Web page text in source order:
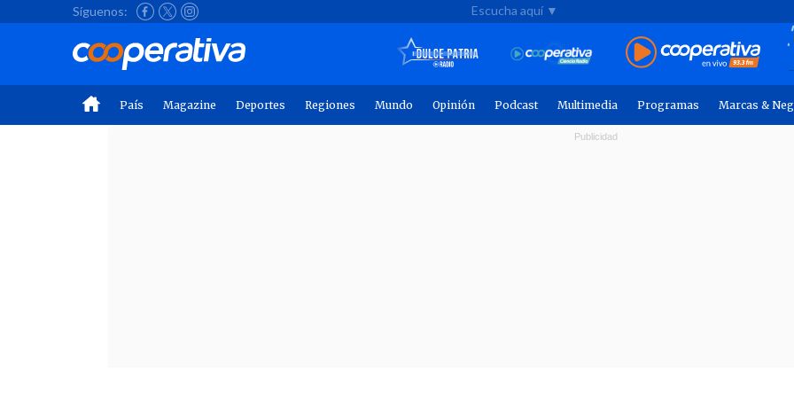
Síguenos: Escucha aquí ▼
País Magazine Deportes Regiones Mundo Opinión Podcast Multimedia Programas Marcas &